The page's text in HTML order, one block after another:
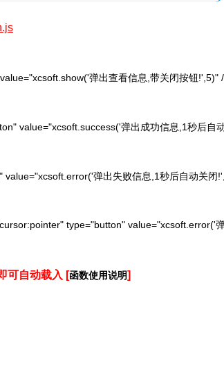
弹出查看信息,带关闭按钮!',5)"
value="xcsoft.success('弹出成功信息,1秒后自
弹出失败信息,1秒后自动关闭
type="button" value="xcsoft.error('
可自动载入 [函数使用说明]